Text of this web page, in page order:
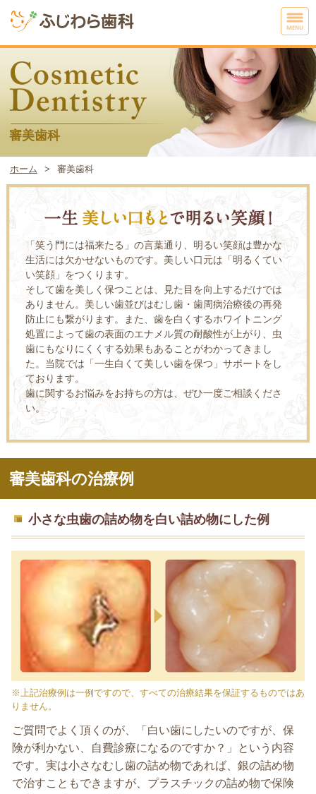
審美歯科
ホーム 審美歯科
「笑う門には福来たる」の言葉通り、明るい笑顔は豊かな
生活には欠かせないものです。美しい口元は「明るくてい
い笑顔」をつくります。
そして歯を美しく保つことは、見た目を向上するだけでは
ありません。美しい歯並びはむし歯・歯周病治療後の再発
防止にも繋がります。また、歯を白くするホワイトニング
処置によって歯の表面のエナメル質の耐酸性が上がり、虫
歯にもなりにくくする効果もあることがわかってきまし
た。当院では「一生白くて美しい歯を保つ」サポートをし
ております。
歯に関するお悩みをお持ちの方は、ぜひ一度ご相談くださ
い。
審美歯科の治療例
小さな虫歯の詰め物を白い詰め物にした例
※上記治療例は一例ですので、すべての治療結果を保証するものではあ
りません。
ご質問でよく頂くのが、「白い歯にしたいのですが、保
険が利かない、自費診療になるのですか？」という内容
です。実は小さなむし歯の詰め物であれば、銀の詰め物
で治すこともできますが、プラスチックの詰め物で保険